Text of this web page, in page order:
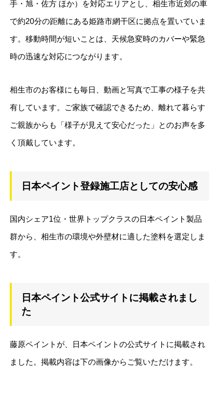
手・旭・佐方 ほか）を対応エリアとし、相生市近郊の車
で約20分の距離にある姫路市網干区に拠点を置いていま
す。移動時間が短いことは、天候急変時のカバーや緊急
時の迅速な対応につながります。
相生市のお客様にも毎日、動画と写真で工事の様子を共
有しています。ご家族で確認できるため、離れて暮らす
ご親族からも「様子が見えて安心だった」とのお声を多
く頂戴しています。
日本ペイント登録施工店としての安心感
国内シェア1位・世界トップクラスの日本ペイント製品
群から、相生市の環境や外壁材に適した塗料を選定しま
す。
日本ペイント公式サイトに掲載されまし
た
藤原ペイントが、日本ペイントの公式サイトに掲載され
ました。掲載内容は下の画像からご覧いただけます。